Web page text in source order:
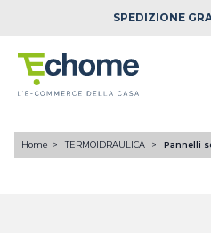
SPEDIZIONE
Home TERMOIDRAULICA Pannelli